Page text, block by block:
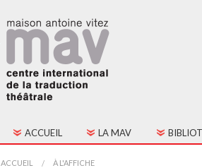
ACCUEIL LA MAV
HISTORIQUE
ACCUEIL À L'AFFICHE